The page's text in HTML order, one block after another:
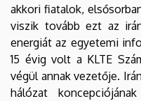
akkori fiatalok,
viszik tovább ezt az
energiát az egyetemi
15 évig volt a KLTE
végül annak vezetője.
hálózat